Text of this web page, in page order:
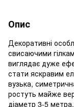
Опис
Декоративні
свисаючими
виглядає дуже
стати яскравим
вузька,
ростуть майже
діаметр 3-5